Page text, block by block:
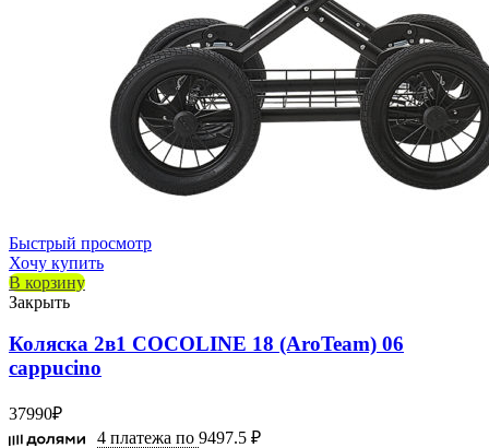
Быстрый просмотр
Хочу купить
В корзину
Закрыть
Коляска 2в1 COCOLINE 18 (AroTeam) 06
cappucino
37990₽
4 платежа по 9497.5 ₽